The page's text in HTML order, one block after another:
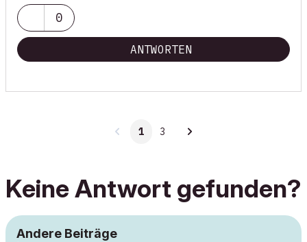
0
ANTWORTEN
1 3
Keine Antwort gefunden?
Andere Beiträge